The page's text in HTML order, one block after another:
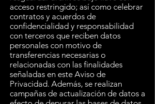
acceso restringido; así como celebrar
contratos y acuerdos de
confidencialidad y responsabilidad
con terceros que reciben datos
personales con motivo de
transferencias necesarias o
relacionadas con las finalidades
señaladas en este Aviso de
Privacidad. Además, se realizan
campañas de actualización de datos a